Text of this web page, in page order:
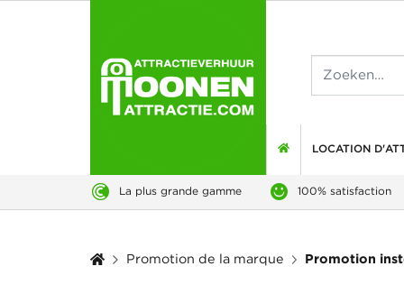
LOCATION
La plus grande gamme 100% satisfaction
Promotion de la marque Promotion